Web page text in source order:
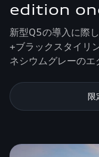
edition one
新型Q5の導入に際
+ブラックスタイリ
ネシウムグレーのエ
限